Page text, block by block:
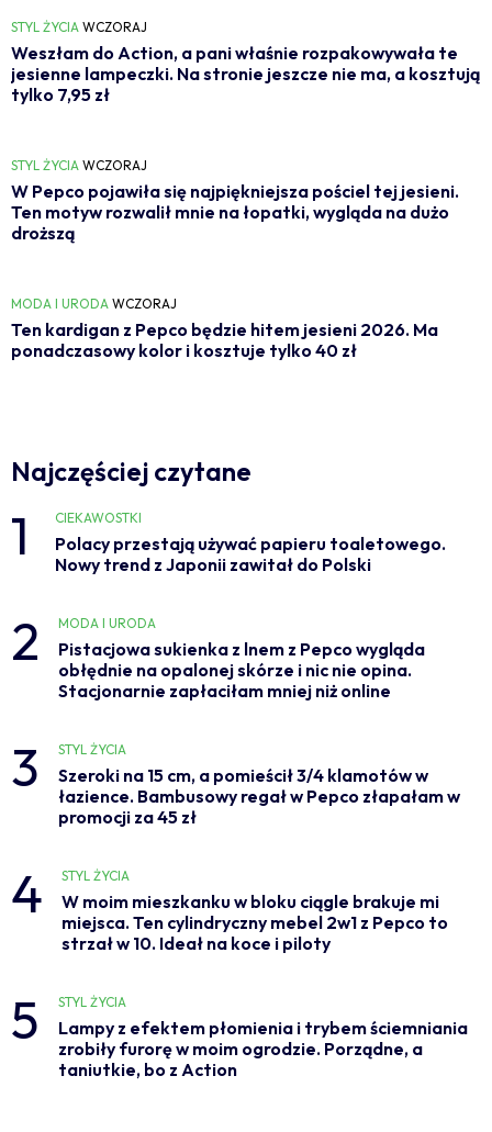
STYL ŻYCIA WCZORAJ
Weszłam do Action, a pani właśnie rozpakowywała te
jesienne lampeczki. Na stronie jeszcze nie ma, a kosztują
tylko 7,95 zł
STYL ŻYCIA WCZORAJ
W Pepco pojawiła się najpiękniejsza pościel tej jesieni.
Ten motyw rozwalił mnie na łopatki, wygląda na dużo
droższą
MODA I URODA WCZORAJ
Ten kardigan z Pepco będzie hitem jesieni 2026. Ma
ponadczasowy kolor i kosztuje tylko 40 zł
Najczęściej czytane
1 CIEKAWOSTKI
Polacy przestają używać papieru toaletowego.
Nowy trend z Japonii zawitał do Polski
2 MODA I URODA
Pistacjowa sukienka z lnem z Pepco wygląda
obłędnie na opalonej skórze i nic nie opina.
Stacjonarnie zapłaciłam mniej niż online
3 STYL ŻYCIA
Szeroki na 15 cm, a pomieścił 3/4 klamotów w
łazience. Bambusowy regał w Pepco złapałam w
promocji za 45 zł
4 STYL ŻYCIA
W moim mieszkanku w bloku ciągle brakuje mi
miejsca. Ten cylindryczny mebel 2w1 z Pepco to
strzał w 10. Ideał na koce i piloty
5 STYL ŻYCIA
Lampy z efektem płomienia i trybem ściemniania
zrobiły furorę w moim ogrodzie. Porządne, a
taniutkie, bo z Action